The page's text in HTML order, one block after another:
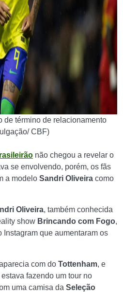
de término de relacionamento
CBF)
não chegou a revelar o
se envolvendo, porém, os fãs
a modelo Sandri Oliveira como
Oliveira, também conhecida
show Brincando com Fogo,
Instagram que aumentaram os
com do Tottenham, e
estava fazendo um tour no
uma camisa da Seleção